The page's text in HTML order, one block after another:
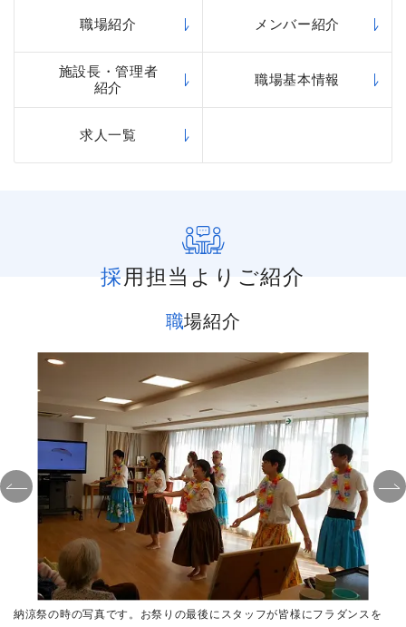
職場紹介 メンバー紹介
施設長・管理者
紹介
職場基本情報
求人一覧
採用担当よりご紹介
職場紹介
納涼祭の時の写真です。お祭りの最後にスタッフが皆様にフラダンスを